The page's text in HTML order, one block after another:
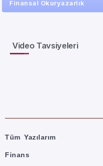
Finansal Okuryazarlık
Video Tavsiyeleri
Tüm Yazılarım
Finans